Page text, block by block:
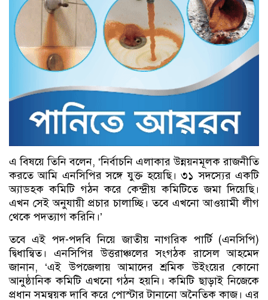
এ বিষয়ে তিনি বলেন, ‘নির্বাচনি এলাকার উন্নয়নমূলক রাজনীতি
করতে আমি এনসিপির সঙ্গে যুক্ত হয়েছি। ৩১ সদস্যের একটি
অ্যাডহক কমিটি গঠন করে কেন্দ্রীয় কমিটিতে জমা দিয়েছি।
এখন সেই অনুযায়ী প্রচার চালাচ্ছি। তবে এখনো আওয়ামী লীগ
থেকে পদত্যাগ করিনি।’
তবে এই পদ-পদবি নিয়ে জাতীয় নাগরিক পার্টি (এনসিপি)
দ্বিধান্বিত। এনসিপির উত্তরাঞ্চলের সংগঠক রাসেল আহমেদ
জানান, ‘এই উপজেলায় আমাদের শ্রমিক উইংয়ের কোনো
আনুষ্ঠানিক কমিটি এখনো গঠন হয়নি। কমিটি ছাড়াই নিজেকে
প্রধান সমন্বয়ক দাবি করে পোস্টার টানানো অনৈতিক কাজ। এর